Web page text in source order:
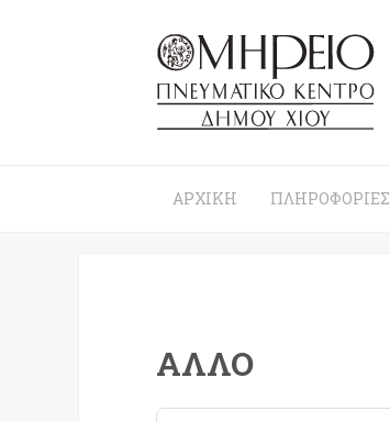
ΑΡΧΙΚΉ ΠΛΗΡΟΦΟΡΊΕΣ
ΆΛΛΟ